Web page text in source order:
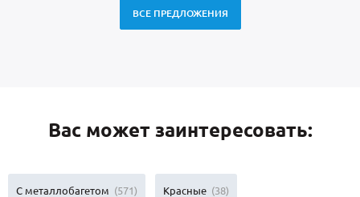
ВСЕ ПРЕДЛОЖЕНИЯ
Вас может заинтересовать:
С металлобагетом (571) Красные (38)